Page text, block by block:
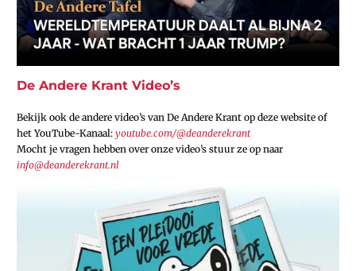
De Andere Krant Video’s
Bekijk ook de andere video’s van De Andere Krant op deze website of
het YouTube-Kanaal: youtube.com/@deanderekrant
Mocht je vragen hebben over onze video’s stuur ze op naar
info@deanderekrant.nl